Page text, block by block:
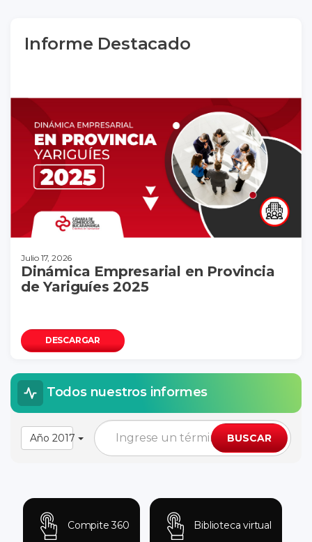
Informe Destacado
Julio 17, 2026
Dinámica Empresarial en Provincia
de Yariguíes 2025
DESCARGAR
Todos nuestros informes
Año 2017 BUSCAR
Compite 360 Biblioteca virtual